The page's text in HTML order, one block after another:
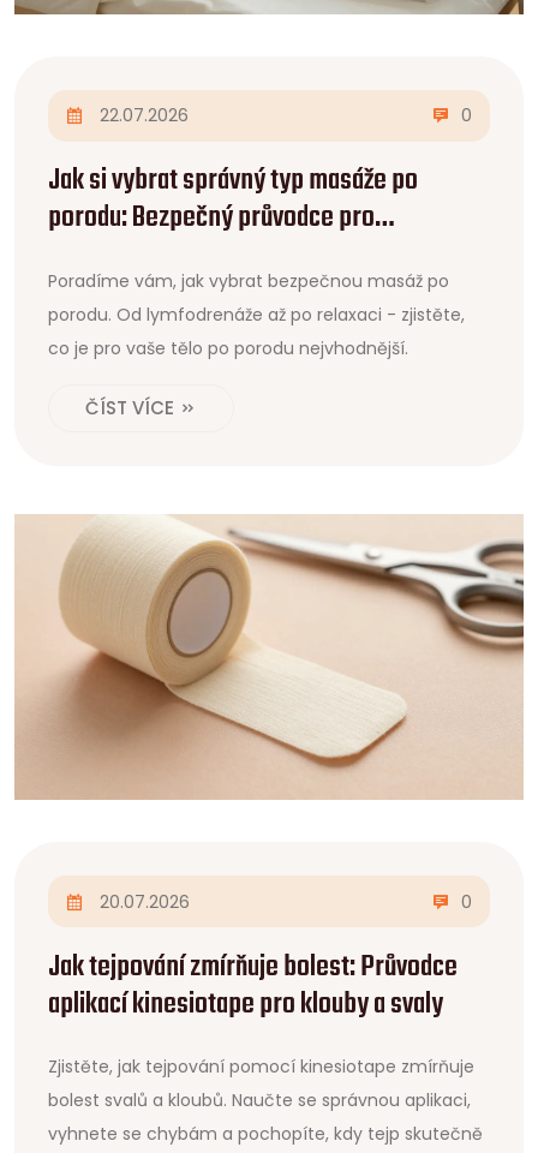
22.07.2026 0
Jak si vybrat správný typ masáže po
porodu: Bezpečný průvodce pro
Poradíme vám, jak vybrat bezpečnou masáž po
porodu. Od lymfodrenáže až po relaxaci - zjistěte,
co je pro vaše tělo po porodu nejvhodnější.
ČÍST VÍCE
20.07.2026 0
Jak tejpování zmírňuje bolest: Průvodce
aplikací kinesiotape pro klouby a svaly
Zjistěte, jak tejpování pomocí kinesiotape zmírňuje
bolest svalů a kloubů. Naučte se správnou aplikaci,
vyhnete se chybám a pochopíte, kdy tejp skutečně